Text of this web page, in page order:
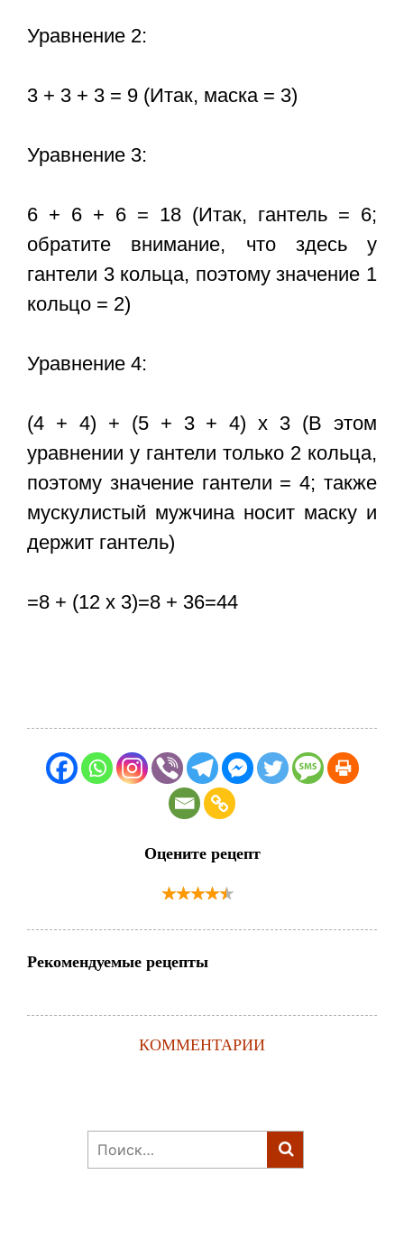
Уравнение 2:
3 + 3 + 3 = 9 (Итак, маска = 3)
Уравнение 3:
6 + 6 + 6 = 18 (Итак, гантель = 6;
обратите внимание, что здесь у
гантели 3 кольца, поэтому значение 1
кольцо = 2)
Уравнение 4:
(4 + 4) + (5 + 3 + 4) x 3 (В этом
уравнении у гантели только 2 кольца,
поэтому значение гантели = 4; также
мускулистый мужчина носит маску и
держит гантель)
=8 + (12 х 3)=8 + 36=44
Оцените рецепт
Рекомендуемые рецепты
КОММЕНТАРИИ
Найти: